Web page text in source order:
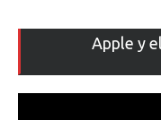
Apple y